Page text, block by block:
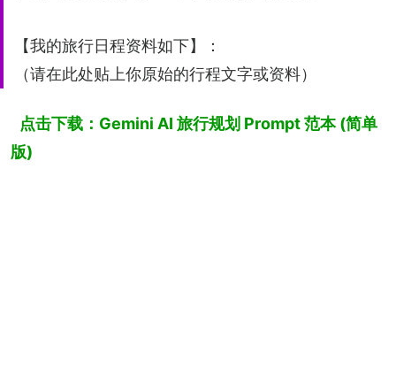
【我的旅行日程资料如下】：
（请在此处贴上你原始的行程文字或资料）
点击下载：Gemini AI 旅行规划 Prompt 范本 (简单
版)